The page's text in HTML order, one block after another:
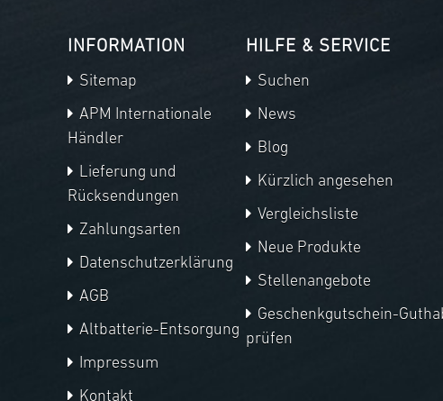
INFORMATION
Sitemap
APM Internationale
Händler
Lieferung und
Rücksendungen
Zahlungsarten
Datenschutzerklärung
AGB
Altbatterie-Entsorgung
Impressum
Kontakt
HILFE & SERVICE
Suchen
News
Blog
Kürzlich angesehen
Vergleichsliste
Neue Produkte
Stellenangebote
Geschenkgutschein-
prüfen